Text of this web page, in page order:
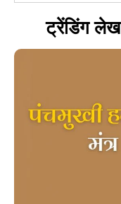
हस्तरेखा शास्त्र
बॉलीवुड
खेल
ट्रेंडिंग लेख